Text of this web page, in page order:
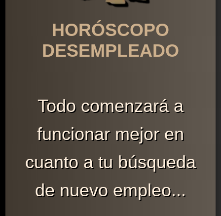
HORÓSCOPO
DESEMPLEADO
Todo comenzará a
funcionar mejor en
cuanto a tu búsqueda
de nuevo empleo...